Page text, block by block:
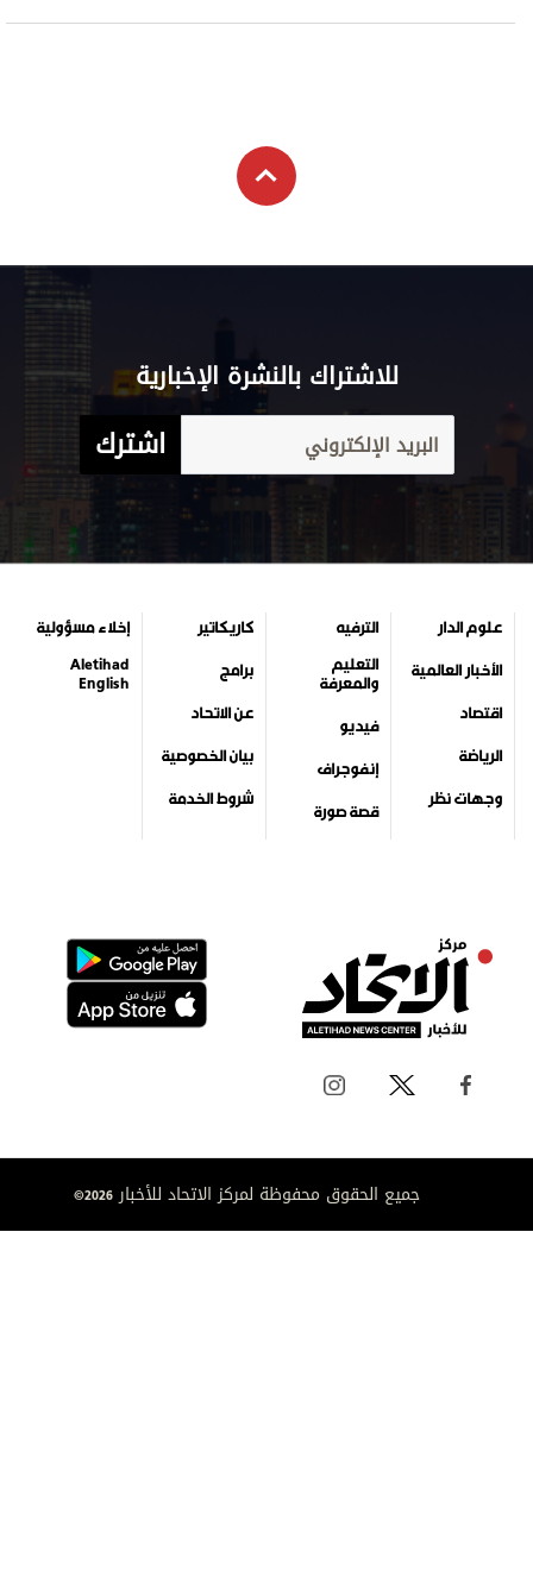
للاشتراك بالنشرة الإخبارية
اشترك
علوم الدار
الأخبار العالمية
اقتصاد
الرياضة
وجهات نظر
الترفيه
التعليم
والمعرفة
فيديو
إنفوجراف
قصة صورة
كاريكاتير
برامج
عن الاتحاد
بيان الخصوصية
شروط الخدمة
إخلاء مسؤولية
Aletihad
English
جميع الحقوق محفوظة لمركز الاتحاد للأخبار 2026©